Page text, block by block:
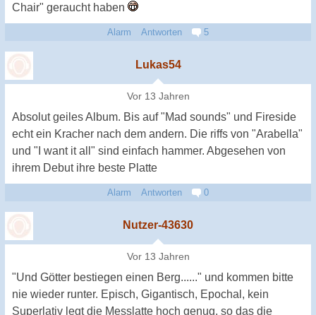
Chair" geraucht haben
Alarm Antworten 5
Lukas54
Vor 13 Jahren
Absolut geiles Album. Bis auf "Mad sounds" und Fireside
echt ein Kracher nach dem andern. Die riffs von "Arabella"
und "I want it all" sind einfach hammer. Abgesehen von
ihrem Debut ihre beste Platte
Alarm Antworten 0
Nutzer-43630
Vor 13 Jahren
"Und Götter bestiegen einen Berg......" und kommen bitte
nie wieder runter. Episch, Gigantisch, Epochal, kein
Superlativ legt die Messlatte hoch genug, so das die